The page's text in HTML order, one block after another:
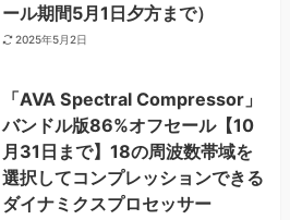
ール期間5月1日夕方まで）
2025年5月2日
「AVA Spectral Compressor」
バンドル版86%オフセール【10
月31日まで】18の周波数帯域を
選択してコンプレッションできる
ダイナミクスプロセッサー